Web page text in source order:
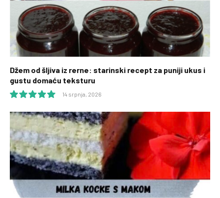
Džem od šljiva iz rerne: starinski recept za puniji ukus i
gustu domaću teksturu
10.0
14 srpnja, 2026